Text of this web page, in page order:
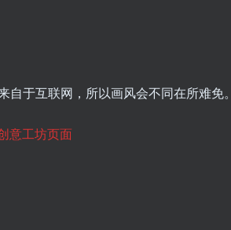
于互联网，所以画风会不同在所难免。
意工坊页面